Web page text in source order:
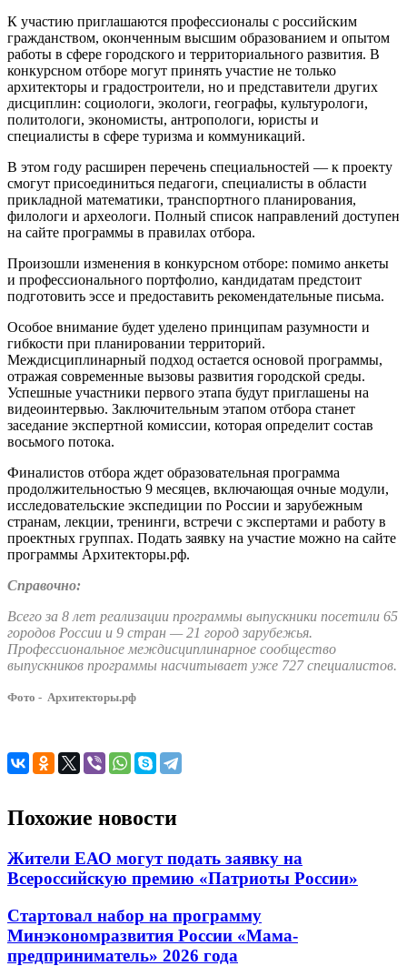
К участию приглашаются профессионалы с российским
гражданством, оконченным высшим образованием и опытом
работы в сфере городского и территориального развития. В
конкурсном отборе могут принять участие не только
архитекторы и градостроители, но и представители других
дисциплин: социологи, экологи, географы, культурологи,
политологи, экономисты, антропологи, юристы и
специалисты в сфере туризма и коммуникаций.
В этом году расширен перечень специальностей — к проекту
смогут присоединиться педагоги, специалисты в области
прикладной математики, транспортного планирования,
филологи и археологи. Полный список направлений доступен
на сайте программы в правилах отбора.
Произошли изменения в конкурсном отборе: помимо анкеты
и профессионального портфолио, кандидатам предстоит
подготовить эссе и предоставить рекомендательные письма.
Особое внимание будет уделено принципам разумности и
гибкости при планировании территорий.
Междисциплинарный подход остается основой программы,
отражая современные вызовы развития городской среды.
Успешные участники первого этапа будут приглашены на
видеоинтервью. Заключительным этапом отбора станет
заседание экспертной комиссии, которая определит состав
восьмого потока.
Финалистов отбора ждет образовательная программа
продолжительностью 9 месяцев, включающая очные модули,
исследовательские экспедиции по России и зарубежным
странам, лекции, тренинги, встречи с экспертами и работу в
проектных группах. Подать заявку на участие можно на сайте
программы Архитекторы.рф.
Справочно:
Всего за 8 лет реализации программы выпускники посетили 65
городов России и 9 стран — 21 город зарубежья.
Профессиональное междисциплинарное сообщество
выпускников программы насчитывает уже 727 специалистов.
Фото - Архитекторы.рф
Похожие новости
Жители ЕАО могут подать заявку на
Всероссийскую премию «Патриоты России»
Стартовал набор на программу
Минэкономразвития России «Мама-
предприниматель» 2026 года